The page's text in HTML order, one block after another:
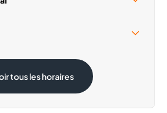
08:30 - 19:30
tous les horaires